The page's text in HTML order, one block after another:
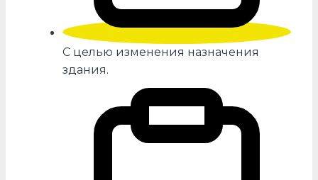
С целью изменения назначения
здания.